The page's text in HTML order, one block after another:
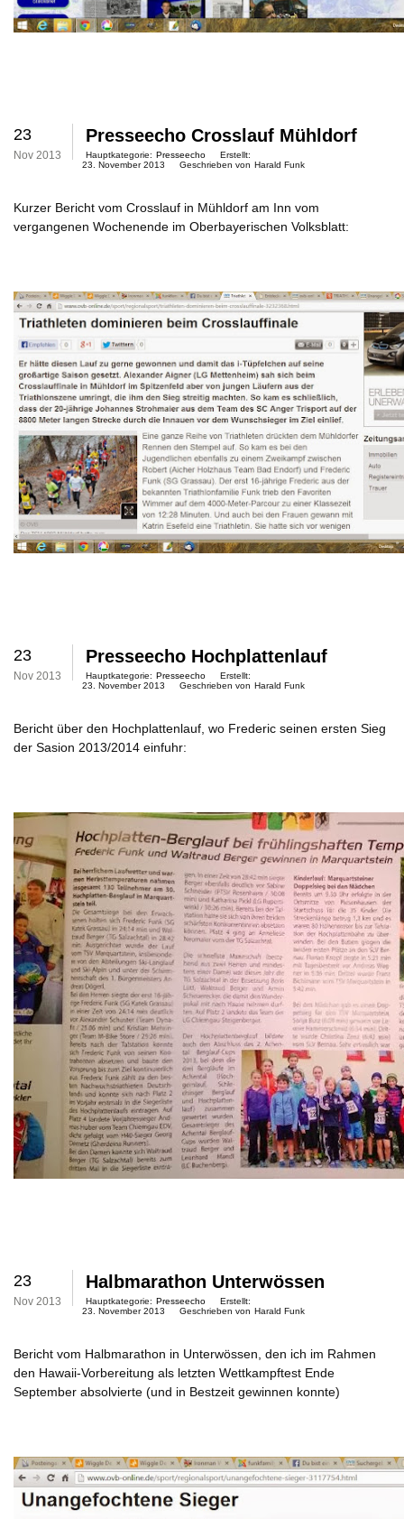
23
Nov 2013
Presseecho Crosslauf Mühldorf
Hauptkategorie: Presseecho
Erstellt:
23. November 2013
Geschrieben von Harald Funk
Kurzer Bericht vom Crosslauf in Mühldorf am Inn vom
vergangenen Wochenende im Oberbayerischen Volksblatt:
23
Nov 2013
Presseecho Hochplattenlauf
Hauptkategorie: Presseecho
Erstellt:
23. November 2013
Geschrieben von Harald Funk
Bericht über den Hochplattenlauf, wo Frederic seinen ersten Sieg
der Sasion 2013/2014 einfuhr:
23
Nov 2013
Halbmarathon Unterwössen
Hauptkategorie: Presseecho
Erstellt:
23. November 2013
Geschrieben von Harald Funk
Bericht vom Halbmarathon in Unterwössen , den ich im Rahmen
den Hawaii-Vorbereitung als letzten Wettkampftest Ende
September absolvierte (und in Bestzeit gewinnen konnte)